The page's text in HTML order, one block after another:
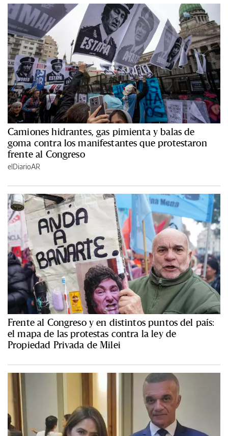
Camiones hidrantes, gas pimienta y balas de
goma contra los manifestantes que protestaron
frente al Congreso
elDiarioAR
Frente al Congreso y en distintos puntos del país:
el mapa de las protestas contra la ley de
Propiedad Privada de Milei